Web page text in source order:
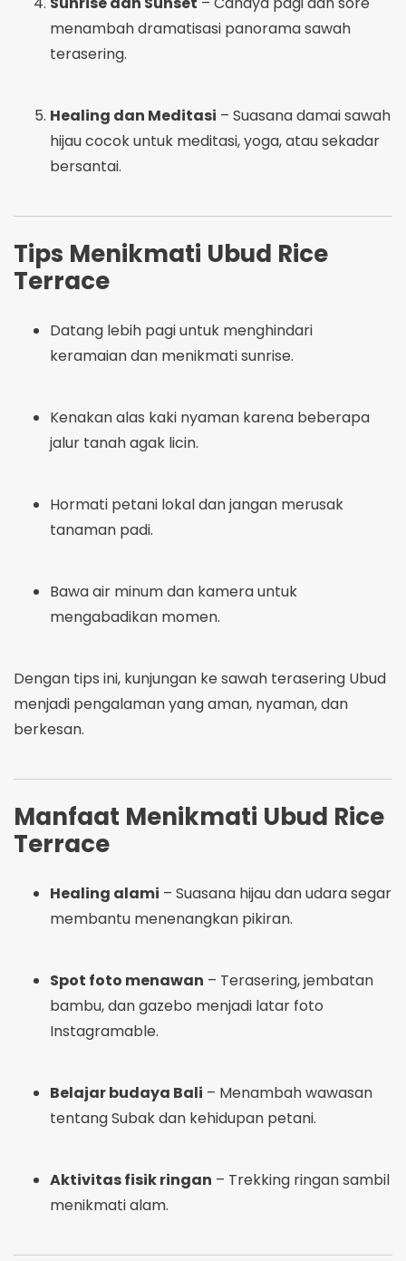
menambah dramatisasi panorama sawah
terasering.
Healing dan Meditasi – Suasana damai sawah
hijau cocok untuk meditasi, yoga, atau sekadar
bersantai.
Tips Menikmati Ubud Rice
Terrace
Datang lebih pagi untuk menghindari
keramaian dan menikmati sunrise.
Kenakan alas kaki nyaman karena beberapa
jalur tanah agak licin.
Hormati petani lokal dan jangan merusak
tanaman padi.
Bawa air minum dan kamera untuk
mengabadikan momen.
Dengan tips ini, kunjungan ke sawah terasering Ubud
menjadi pengalaman yang aman, nyaman, dan
berkesan.
Manfaat Menikmati Ubud Rice
Terrace
Healing alami – Suasana hijau dan udara segar
membantu menenangkan pikiran.
Spot foto menawan – Terasering, jembatan
bambu, dan gazebo menjadi latar foto
Instagramable.
Belajar budaya Bali – Menambah wawasan
tentang Subak dan kehidupan petani.
Aktivitas fisik ringan – Trekking ringan sambil
menikmati alam.